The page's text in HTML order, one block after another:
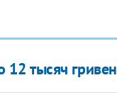
тысяч гривен